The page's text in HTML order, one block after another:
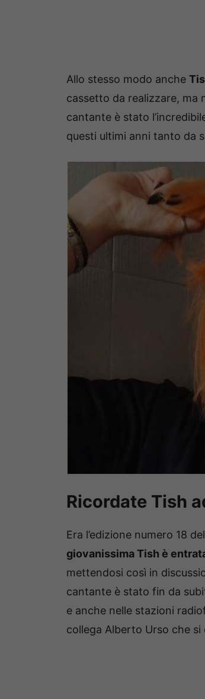
Allo stesso modo anche
cassetto da realizzare, ma
cantante è stato
questi ultimi anni tanto da
Ricordate Tish
Era l’edizione numero 18
giovanissima Tish è
mettendosi così in
cantante è stato fin da
e anche nelle stazioni
collega Alberto Urso che